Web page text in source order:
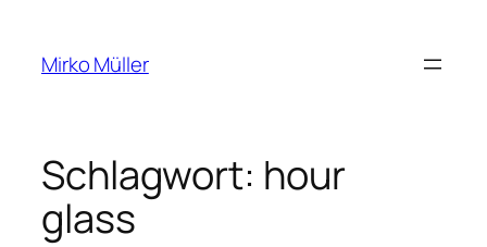
springen
Mirko Müller
Schlagwort: hour
glass